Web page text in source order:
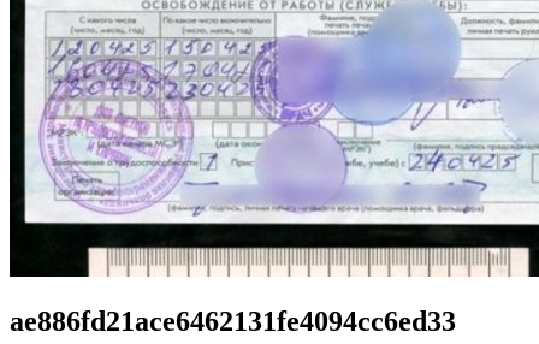
ae886fd21ace6462131fe4094cc6ed33